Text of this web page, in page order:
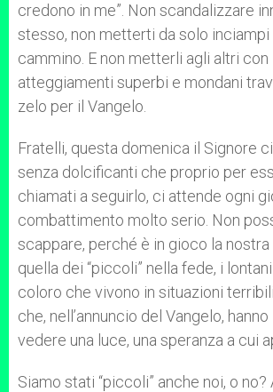
credono in me”. Non scandalizzare
stesso, non metterti da solo inciampi
cammino. E non metterli agli altri con
atteggiamenti superbi e mondani
zelo per il Vangelo.
Fratelli, questa domenica il Signore
senza dolcificanti che proprio per
chiamati a seguirlo, ci attende ogni
combattimento molto serio. Non
scappare, perché è in gioco la
quella dei “piccoli” nella fede, i
coloro che vivono in situazioni
che, nell’annuncio del Vangelo,
vedere una luce, una speranza a cui
Siamo stati “piccoli” anche noi, o no?